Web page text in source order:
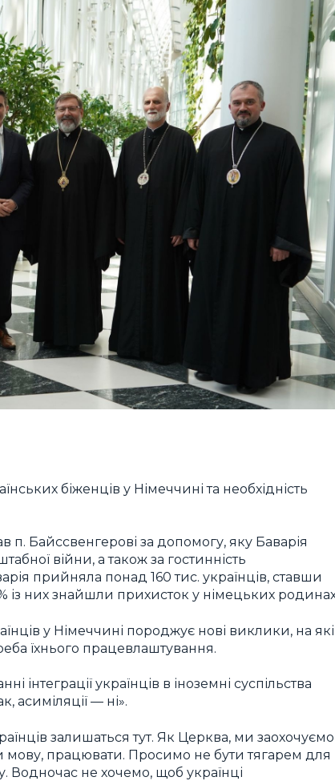
біженців у Німеччині та необхідність
Байссвенгерові за допомогу, яку Баварія
війни, а також за гостинність
прийняла понад 160 тис. українців, ставши
із них знайшли прихисток у німецьких
у Німеччині породжує нові виклики, на які
їхнього працевлаштування.
українців в іноземні суспільства
асиміляції — ні».
залишаться тут. Як Церква, ми заохочуємо
мову, працювати. Просимо не бути тягарем для
Водночас не хочемо, щоб українці